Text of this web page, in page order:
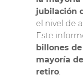
jubilación
el nivel de
Este
billones
mayoría
retiro.